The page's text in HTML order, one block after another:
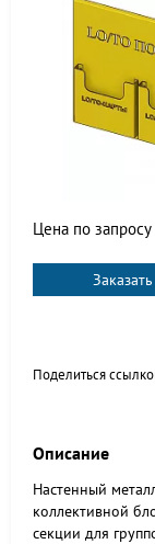
Цена по запросу
Заказать
Поделиться
Описание
Настенный
коллективной
секции для